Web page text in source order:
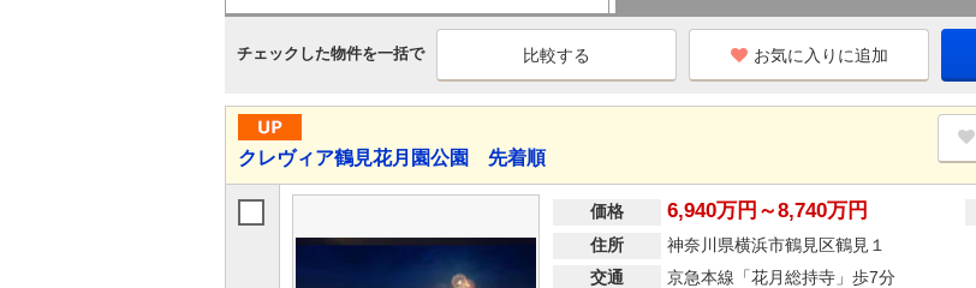
チェックした物件を一括で お気に入りに追加
クレヴィア鶴見花月園公園 先着順
価格 6,940万円～8,740万円
住所
神奈川県横浜市鶴見区鶴見１
交通
京急本線「花月総持寺」歩7分